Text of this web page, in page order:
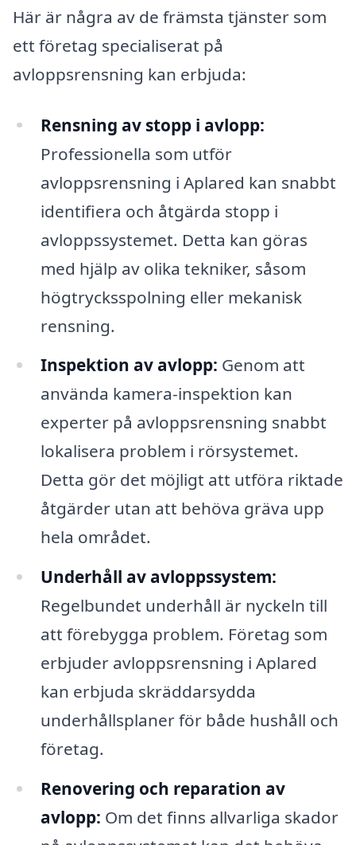
Här är några av de främsta tjänster som
ett företag specialiserat på
avloppsrensning kan erbjuda:
Rensning av stopp i avlopp:
Professionella som utför
avloppsrensning i Aplared kan snabbt
identifiera och åtgärda stopp i
avloppssystemet. Detta kan göras
med hjälp av olika tekniker, såsom
högtrycksspolning eller mekanisk
rensning.
Inspektion av avlopp: Genom att
använda kamera-inspektion kan
experter på avloppsrensning snabbt
lokalisera problem i rörsystemet.
Detta gör det möjligt att utföra riktade
åtgärder utan att behöva gräva upp
hela området.
Underhåll av avloppssystem:
Regelbundet underhåll är nyckeln till
att förebygga problem. Företag som
erbjuder avloppsrensning i Aplared
kan erbjuda skräddarsydda
underhållsplaner för både hushåll och
företag.
Renovering och reparation av
avlopp: Om det finns allvarliga skador